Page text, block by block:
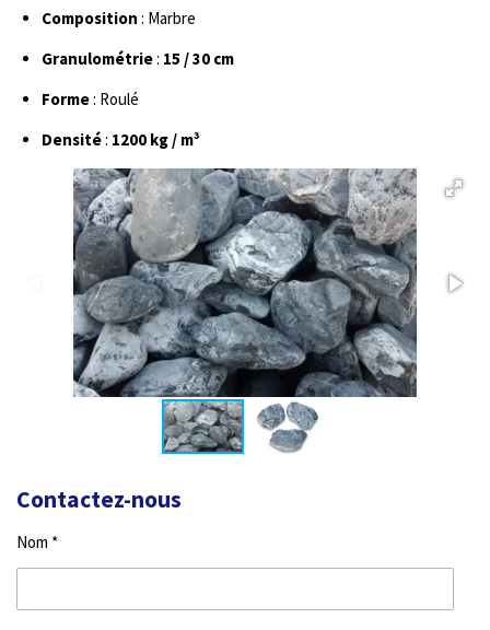
Composition : Marbre
Granulométrie: 15 / 30 cm
Forme: Roulé
Densité: 1200 kg / m³
Contactez-nous
Nom *